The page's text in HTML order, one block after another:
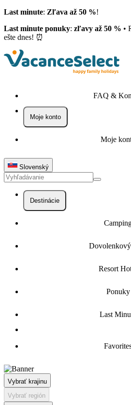
Last minute: Zľava až 50 %!
Last minute ponuky: zľavy až 50 % •
ešte dnes! ⏰
FAQ &
Moje konto
Moje
Slovenský
Destinácie
Resort
Ponuky
Last
Vybrať krajinu
Vybrať región